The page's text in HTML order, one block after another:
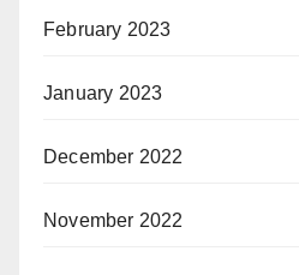
February 2023
January 2023
December 2022
November 2022